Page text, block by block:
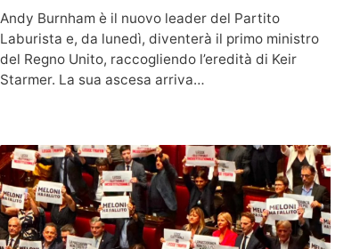
Andy Burnham è il nuovo leader del Partito
Laburista e, da lunedì, diventerà il primo ministro
del Regno Unito, raccogliendo l’eredità di Keir
Starmer. La sua ascesa arriva…